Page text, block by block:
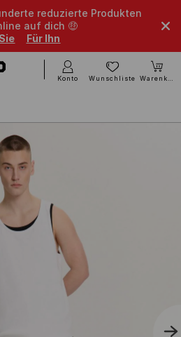
reduzierte Produkten
auf dich 🤑
Für Ihn
Konto Wunschliste Warenkorb